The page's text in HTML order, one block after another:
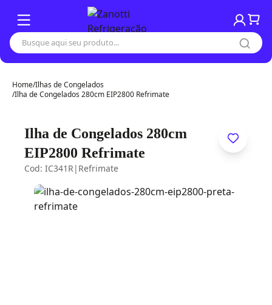
Home/Ilhas de Congelados
/Ilha de Congelados 280cm EIP2800 Refrimate
Ilha de Congelados 280cm
EIP2800 Refrimate
Cod: IC341R| Refrimate